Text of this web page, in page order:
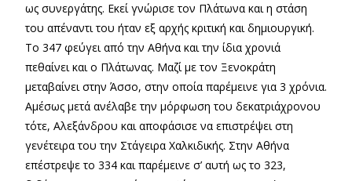
ως συνεργάτης. Εκεί γνώρισε τον Πλάτωνα και η στάση
του απέναντι του ήταν εξ αρχής κριτική και δημιουργική.
Το 347 φεύγει από την Αθήνα και την ίδια χρονιά
πεθαίνει και ο Πλάτωνας. Μαζί με τον Ξενοκράτη
μεταβαίνει στην Άσσο, στην οποία παρέμεινε για 3 χρόνια.
Αμέσως μετά ανέλαβε την μόρφωση του δεκατριάχρονου
τότε, Αλεξάνδρου και αποφάσισε να επιστρέψει στη
γενέτειρα του την Στάγειρα Χαλκιδικής. Στην Αθήνα
επέστρεψε το 334 και παρέμεινε σ’ αυτή ως το 323,